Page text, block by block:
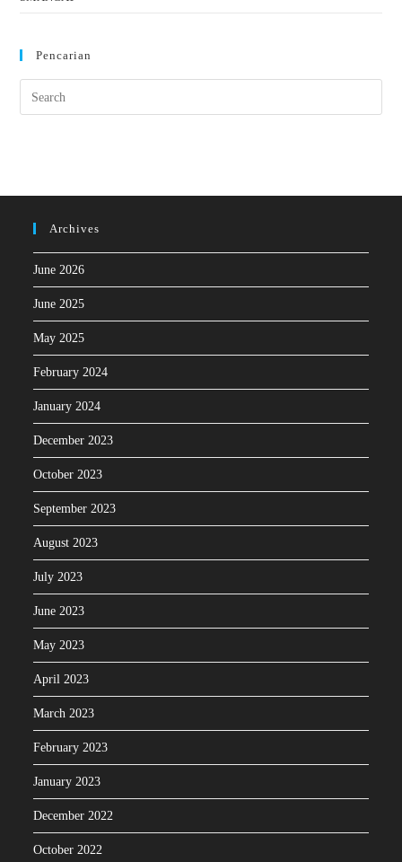
Pencarian
Archives
June 2026
June 2025
May 2025
February 2024
January 2024
December 2023
October 2023
September 2023
August 2023
July 2023
June 2023
May 2023
April 2023
March 2023
February 2023
January 2023
December 2022
October 2022